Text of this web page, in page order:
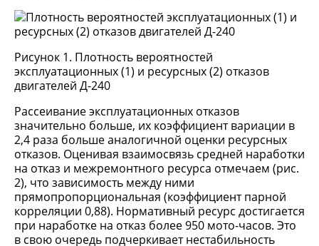
Рисунок 1. Плотность вероятностей
эксплуатационных (1) и ресурсных (2) отказов
двигателей Д-240
Рассеивание эксплуатационных отказов
значительно больше, их коэффициент вариации в
2,4 раза больше аналогичной оценки ресурсных
отказов. Оценивая взаимосвязь средней наработки
на отказ и межремонтного ресурса отмечаем (рис.
2), что зависимость между ними
прямопропорциональная (коэффициент парной
корреляции 0,88). Нормативный ресурс достигается
при наработке на отказ более 950 мото-часов. Это
в свою очередь подчеркивает нестабильность